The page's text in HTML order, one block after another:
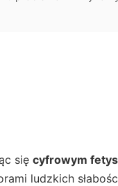
się cyfrowym
ludzkich